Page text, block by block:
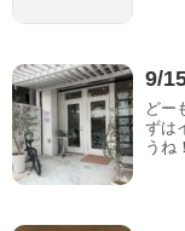
9/
どー
ずは
うね